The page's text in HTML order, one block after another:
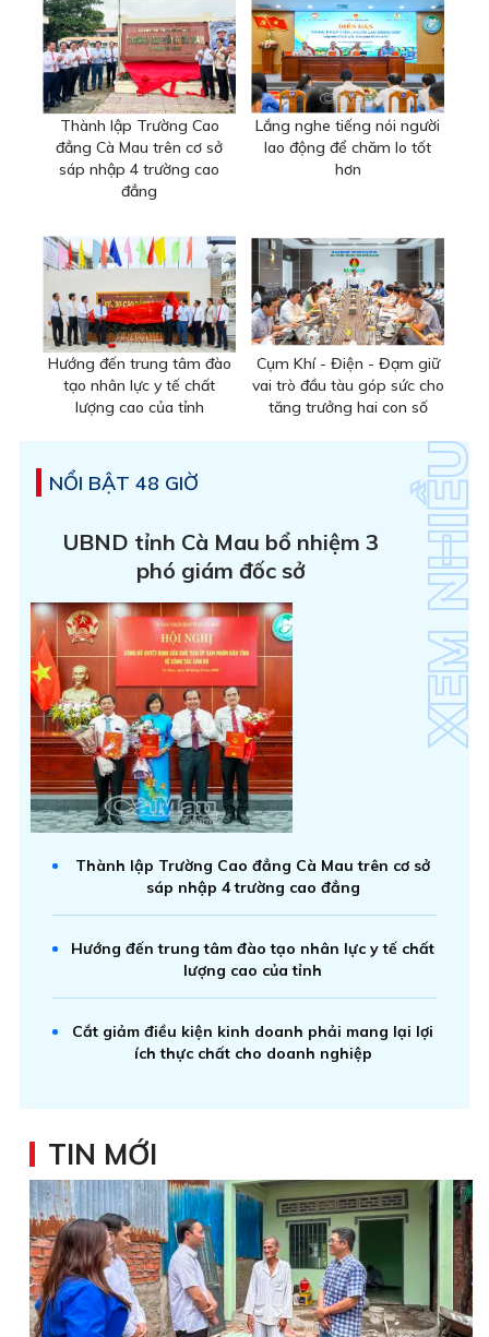
Thành lập Trường Cao
đẳng Cà Mau trên cơ sở
sáp nhập 4 trường cao
đẳng
Lắng nghe tiếng nói người
lao động để chăm lo tốt
hơn
Hướng đến trung tâm đào
tạo nhân lực y tế chất
lượng cao của tỉnh
Cụm Khí - Điện - Đạm giữ
vai trò đầu tàu góp sức cho
tăng trưởng hai con số
NỔI BẬT 48 GIỜ
UBND tỉnh Cà Mau bổ nhiệm 3
phó giám đốc sở
Thành lập Trường Cao đẳng Cà Mau trên cơ sở
sáp nhập 4 trường cao đẳng
Hướng đến trung tâm đào tạo nhân lực y tế chất
lượng cao của tỉnh
Cắt giảm điều kiện kinh doanh phải mang lại lợi
ích thực chất cho doanh nghiệp
TIN MỚI